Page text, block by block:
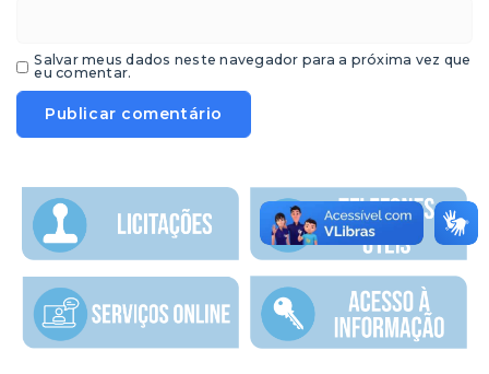
Salvar meus dados neste navegador para a próxima vez que
eu comentar.